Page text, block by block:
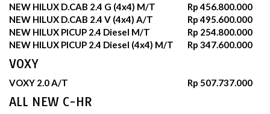
NEW HILUX D.CAB 2.4 G (4x4) M/T
Rp 456.800.000
NEW HILUX D.CAB 2.4 V (4x4) A/T
Rp 495.600.000
NEW HILUX PICUP 2.4 Diesel M/T
Rp 254.800.000
NEW HILUX PICUP 2.4 Diesel (4x4) M/T
Rp 347.600.000
VOXY
VOXY 2.0 A/T Rp 507.737.000
ALL NEW C-HR